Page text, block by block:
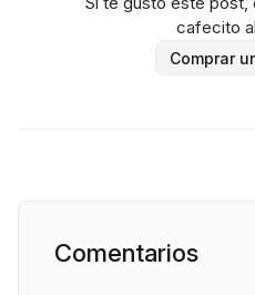
cafecito
Comprar
Comentarios